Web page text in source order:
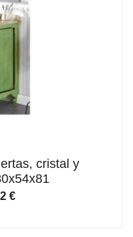
cristal y
€